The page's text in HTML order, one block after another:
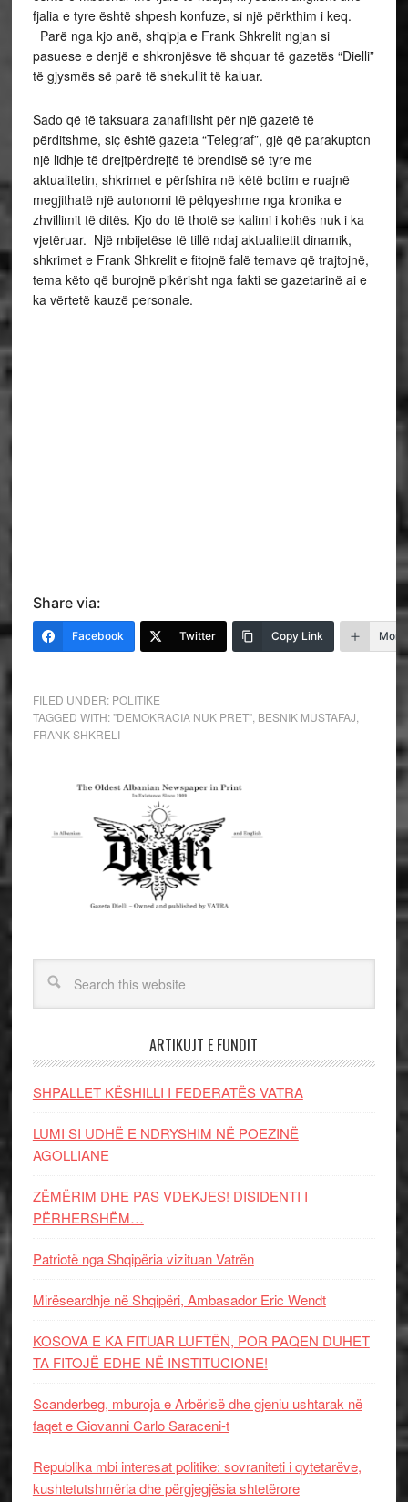
fjalia e tyre është shpesh konfuze, si një përkthim i keq.
Parë nga kjo anë, shqipja e Frank Shkrelit ngjan si
pasuese e denjë e shkronjësve të shquar të gazetës “Dielli”
të gjysmës së parë të shekullit të kaluar.
Sado që të taksuara zanafillisht për një gazetë të
përditshme, siç është gazeta “Telegraf”, gjë që parakupton
një lidhje të drejtpërdrejtë të brendisë së tyre me
aktualitetin, shkrimet e përfshira në këtë botim e ruajnë
megjithatë një autonomi të pëlqyeshme nga kronika e
zhvillimit të ditës. Kjo do të thotë se kalimi i kohës nuk i ka
vjetëruar. Një mbijetëse të tillë ndaj aktualitetit dinamik,
shkrimet e Frank Shkrelit e fitojnë falë temave që trajtojnë,
tema këto që burojnë pikërisht nga fakti se gazetarinë ai e
ka vërtetë kauzë personale.
Share via:
Facebook Twitter Copy Link More
FILED UNDER: POLITIKE
TAGGED WITH:"DEMOKRACIA NUK PRET", BESNIK MUSTAFAJ
FRANK SHKRELI
ARTIKUJT E FUNDIT
SHPALLET KËSHILLI I FEDERATËS VATRA
LUMI SI UDHË E NDRYSHIM NË POEZINË
AGOLLIANE
ZËMËRIM DHE PAS VDEKJES! DISIDENTI I
PËRHERSHËM…
Patriotë nga Shqipëria vizituan Vatrën
Mirëseardhje në Shqipëri, Ambasador Eric Wendt
KOSOVA E KA FITUAR LUFTËN, POR PAQEN DUHET
TA FITOJË EDHE NË INSTITUCIONE!
Scanderbeg, mburoja e Arbërisë dhe gjeniu ushtarak në
faqet e Giovanni Carlo Saraceni-t
Republika mbi interesat politike: sovraniteti i qytetarëve,
kushtetutshmëria dhe përgjegjësia shtetërore